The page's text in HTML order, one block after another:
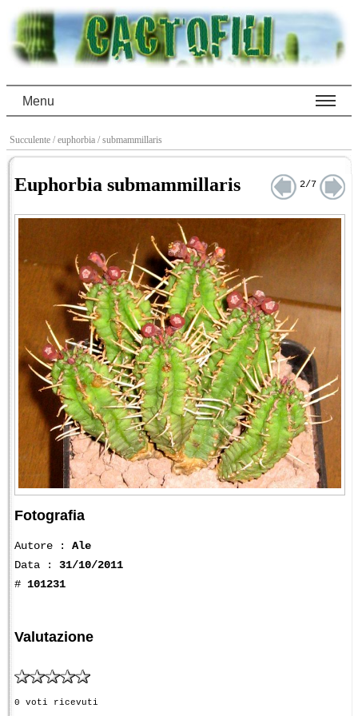
Menu
Succulente / euphorbia / submammillaris
Euphorbia submammillaris 2/7
Fotografia
Autore : Ale
Data : 31/10/2011
# 101231
Valutazione
0 voti ricevuti